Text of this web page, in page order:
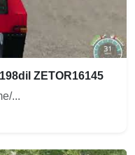
ZETOR16145
...